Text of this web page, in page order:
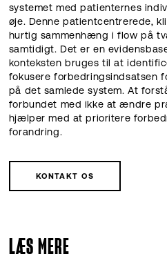
systemet med patienternes
øje. Denne patientcentrerede,
hurtig sammenhæng i flow på
samtidigt. Det er en
konteksten bruges til at
fokusere forbedringsindsatsen
på det samlede system. At
forbundet med ikke at ændre
hjælper med at prioritere
forandring.
KONTAKT OS
LÆS MERE